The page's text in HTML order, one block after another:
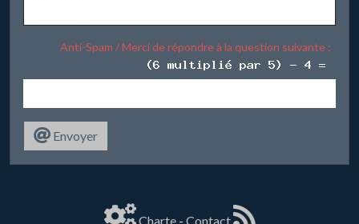
Anti-Spam / Merci de répondre à la question suivante :
Envoyer
Charte- Contact